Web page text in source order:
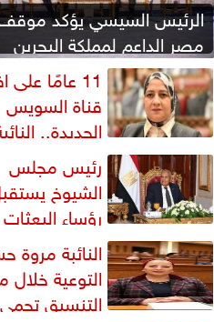
الرئيس السيسي يؤكد
مصر الداعم لمملكة البحرين
لحماية أمنها واستقرارها
11 عامًا على
قناة السويس
الجديدة..
مروة قنصوة: رؤية الدولة...
رئيس مجلس
الشيوخ
رؤساء البعثات
الدبلوماسية المصرية بالخارج
النائبة مروة
التوعية خلال
التنسيق تحمي